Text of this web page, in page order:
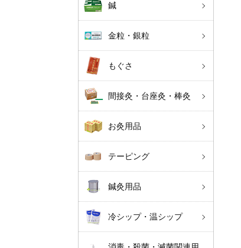
鍼
金粒・銀粒
もぐさ
間接灸・台座灸・棒灸
お灸用品
テーピング
鍼灸用品
冷シップ・温シップ